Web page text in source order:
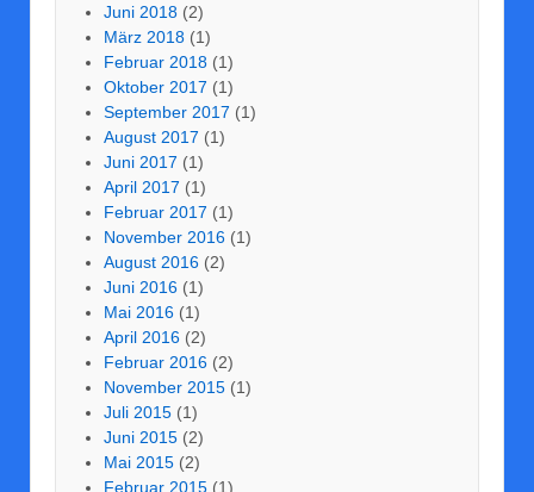
Juni 2018 (2)
März 2018 (1)
Februar 2018 (1)
Oktober 2017 (1)
September 2017 (1)
August 2017 (1)
Juni 2017 (1)
April 2017 (1)
Februar 2017 (1)
November 2016 (1)
August 2016 (2)
Juni 2016 (1)
Mai 2016 (1)
April 2016 (2)
Februar 2016 (2)
November 2015 (1)
Juli 2015 (1)
Juni 2015 (2)
Mai 2015 (2)
Februar 2015 (1)